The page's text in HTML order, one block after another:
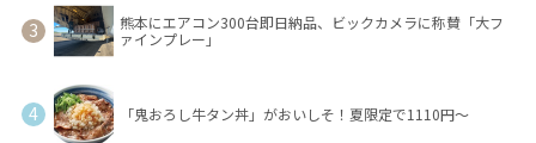
熊本にエアコン300台即日納品、ビックカメラに称賛「大フ
ァインプレー」
「鬼おろし牛タン丼」がおいしそ！夏限定で1110円～